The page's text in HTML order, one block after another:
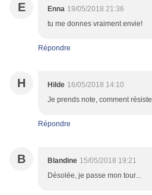
E Enna 19/05/2018 21:36
tu me donnes vraiment envie!
Répondre
H Hilde 16/05/2018 14:10
Je prends note, comment
Répondre
B Blandine 15/05/2018 19:21
Désolée, je passe mon tour...